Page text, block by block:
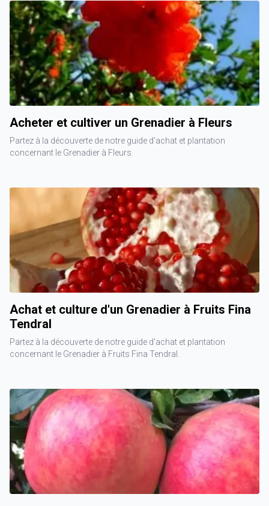
Acheter et cultiver un Grenadier à Fleurs
Partez à la découverte de notre guide d'achat et plantation
concernant le Grenadier à Fleurs.
Achat et culture d'un Grenadier à Fruits Fina
Tendral
Partez à la découverte de notre guide d'achat et plantation
concernant le Grenadier à Fruits Fina Tendral.